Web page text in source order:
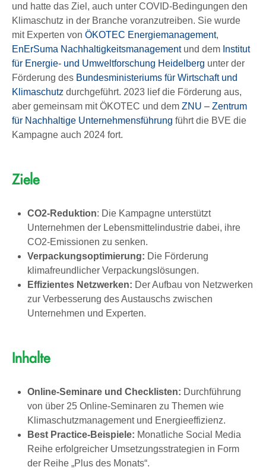
und hatte das Ziel, auch unter COVID-Bedingungen den
Klimaschutz in der Branche voranzutreiben. Sie wurde
mit Experten von ÖKOTEC Energiemanagement,
EnErSuma Nachhaltigkeitsmanagementund dem Institut
für Energie- und Umweltforschung Heidelberg unter der
Förderung des Bundesministeriums für Wirtschaft und
Klimaschutz durchgeführt. 2023 lief die Förderung aus,
aber gemeinsam mit ÖKOTEC und dem ZNU – Zentrum
für Nachhaltige Unternehmensführung führt die BVE die
Kampagne auch 2024 fort.
Ziele
CO2-Reduktion: Die Kampagne unterstützt
Unternehmen der Lebensmittelindustrie dabei, ihre
CO2-Emissionen zu senken.
Verpackungsoptimierung: Die Förderung
klimafreundlicher Verpackungslösungen.
Effizientes Netzwerken: Der Aufbau von Netzwerken
zur Verbesserung des Austauschs zwischen
Unternehmen und Experten.
Inhalte
Online-Seminare und Checklisten: Durchführung
von über 25 Online-Seminaren zu Themen wie
Klimaschutzmanagement und Energieeffizienz.
Best Practice-Beispiele: Monatliche Social Media
Reihe erfolgreicher Umsetzungsstrategien in Form
der Reihe „Plus des Monats“.